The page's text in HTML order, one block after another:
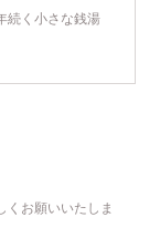
続く小さな銭湯
くお願いいたしま